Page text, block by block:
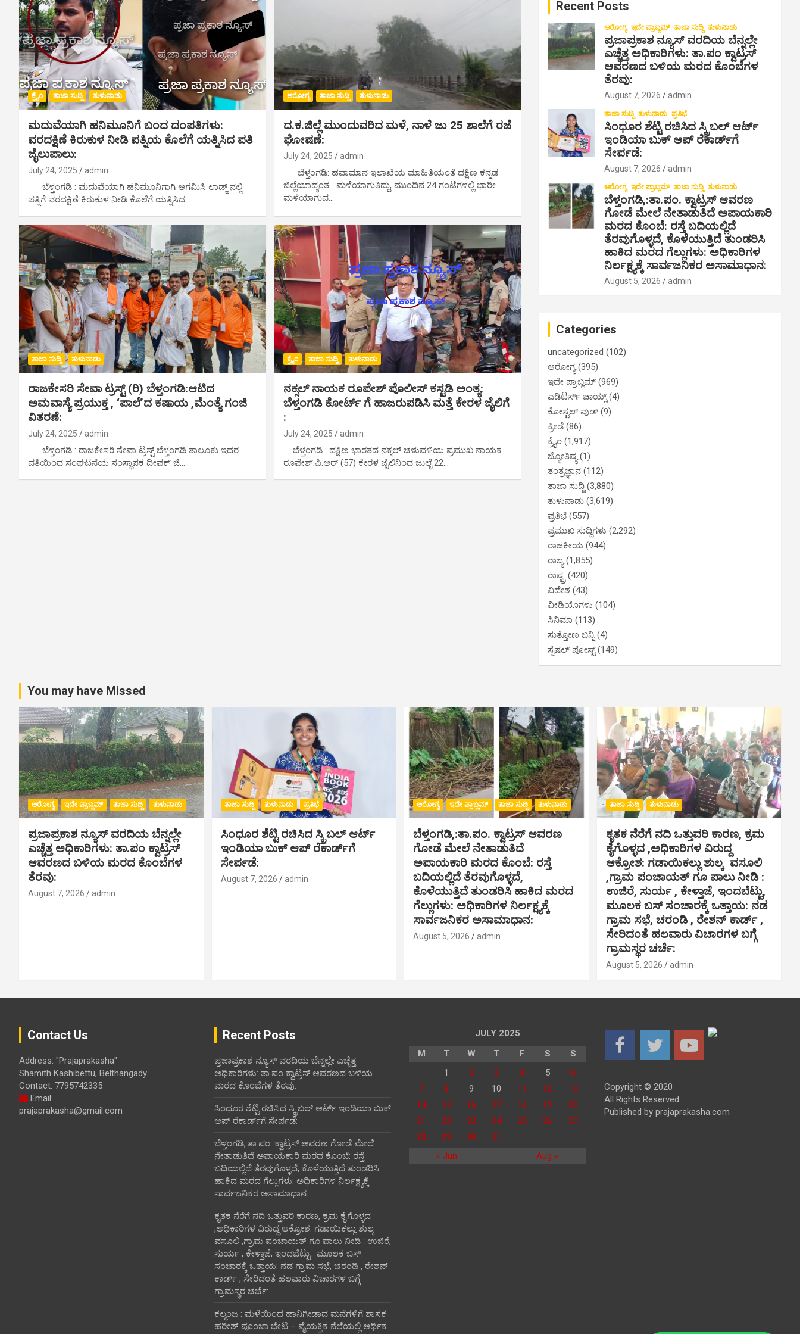
ಕ್ರೈಂ ತಾಜಾ ಸುದ್ದಿ ತುಳುನಾಡು
ಮದುವೆಯಾಗಿ ಹನಿಮೂನಿಗೆ ಬಂದ ದಂಪತಿಗಳು:
ವರದಕ್ಷಿಣೆ ಕಿರುಕುಳ ನೀಡಿ ಪತ್ನಿಯ ಕೊಲೆಗೆ ಯತ್ನಿಸಿದ ಪತಿ
ಜೈಲುಪಾಲು:
July 24, 2025 admin
ಬೆಳ್ತಂಗಡಿ : ಮದುವೆಯಾಗಿ ಹನಿಮೂನಿಗಾಗಿ ಆಗಮಿಸಿ ಲಾಡ್ಜ್ ನಲ್ಲಿ
ಪತ್ನಿಗೆ ವರದಕ್ಷಿಣೆ ಕಿರುಕುಳ ನೀಡಿ ಕೊಲೆಗೆ ಯತ್ನಿಸಿದ…
ಆರೋಗ್ಯ ತಾಜಾ ಸುದ್ದಿ ತುಳುನಾಡು
ದ.ಕ.ಜಿಲ್ಲೆ ಮುಂದುವರಿದ ಮಳೆ, ನಾಳೆ ಜು 25 ಶಾಲೆಗೆ ರಜೆ
ಘೋಷಣೆ:
July 24, 2025 admin
ಬೆಳ್ತಂಗಡಿ: ಹವಾಮಾನ ಇಲಾಖೆಯ ಮಾಹಿತಿಯಂತೆ ದಕ್ಷಿಣ ಕನ್ನಡ
ಜಿಲ್ಲೆಯಾದ್ಯಂತ ಮಳೆಯಾಗುತಿದ್ದು, ಮುಂದಿನ 24 ಗಂಟೆಗಳಲ್ಲಿ ಭಾರೀ
ಮಳೆಯಾಗುವ…
ತಾಜಾ ಸುದ್ದಿ ತುಳುನಾಡು
ರಾಜಕೇಸರಿ ಸೇವಾ ಟ್ರಸ್ಟ್ (ರಿ) ಬೆಳ್ತಂಗಡಿ:ಆಟಿದ
ಅಮವಾಸ್ಯೆ ಪ್ರಯುಕ್ತ , ‘ಪಾಲೆ’ದ ಕಷಾಯ ,ಮೆಂತ್ಯೆ ಗಂಜಿ
ವಿತರಣೆ:
July 24, 2025 admin
ಬೆಳ್ತಂಗಡಿ : ರಾಜಕೇಸರಿ ಸೇವಾ ಟ್ರಸ್ಟ್ ಬೆಳ್ತಂಗಡಿ ತಾಲೂಕು ಇದರ
ವತಿಯಿಂದ ಸಂಘಟನೆಯ ಸಂಸ್ಥಾಪಕ ದೀಪಕ್ ಜಿ…
ಕ್ರೈಂ ತಾಜಾ ಸುದ್ದಿ ತುಳುನಾಡು
ನಕ್ಸಲ್ ನಾಯಕ ರೂಪೇಶ್ ಪೊಲೀಸ್ ಕಸ್ಟಡಿ ಅಂತ್ಯ:
ಬೆಳ್ತಂಗಡಿ ಕೋರ್ಟ್ ಗೆ ಹಾಜರುಪಡಿಸಿ ಮತ್ತೆ ಕೇರಳ ಜೈಲಿಗೆ
:
July 24, 2025 admin
ಬೆಳ್ತಂಗಡಿ : ದಕ್ಷಿಣ ಭಾರತದ ನಕ್ಸಲ್ ಚಳುವಳಿಯ ಪ್ರಮುಖ ನಾಯಕ
ರೂಪೇಶ್.ಪಿ.ಆರ್ (57) ಕೇರಳ ಜೈಲಿನಿಂದ ಜುಲೈ 22…
Recent Posts
ಆರೋಗ್ಯ ಇದೇ ಪ್ರಾಬ್ಲಮ್ ತಾಜಾ ಸುದ್ದಿ ತುಳುನಾಡು
ಪ್ರಜಾಪ್ರಕಾಶ ನ್ಯೂಸ್ ವರದಿಯ ಬೆನ್ನಲ್ಲೇ
ಎಚ್ಚೆತ್ತ ಅಧಿಕಾರಿಗಳು: ತಾ.ಪಂ ಕ್ವಾಟ್ರಸ್
ಆವರಣದ ಬಳಿಯ ಮರದ ಕೊಂಬೆಗಳ
ತೆರವು:
August 7, 2026 admin
ತಾಜಾ ಸುದ್ದಿ ತುಳುನಾಡು ಪ್ರತಿಭೆ
ಸಿಂಧೂರ ಶೆಟ್ಟಿ ರಚಿಸಿದ ಸ್ಕ್ರಿಬಲ್ ಆರ್ಟ್
ಇಂಡಿಯಾ ಬುಕ್ ಆಪ್ ರೆಕಾರ್ಡ್‌ಗೆ
ಸೇರ್ಪಡೆ:
August 7, 2026 admin
ಆರೋಗ್ಯ ಇದೇ ಪ್ರಾಬ್ಲಮ್ ತಾಜಾ ಸುದ್ದಿ ತುಳುನಾಡು
ಬೆಳ್ತಂಗಡಿ,:ತಾ.ಪಂ‌. ಕ್ವಾಟ್ರಸ್ ಆವರಣ
ಗೋಡೆ ಮೇಲೆ ನೇತಾಡುತಿದೆ ಅಪಾಯಕಾರಿ
ಮರದ ಕೊಂಬೆ: ರಸ್ತೆ ಬದಿಯಲ್ಲಿದೆ
ತೆರವುಗೊಳ್ಳದೆ, ಕೊಳೆಯುತ್ತಿದೆ ತುಂಡರಿಸಿ
ಹಾಕಿದ ಮರದ ಗೆಲ್ಲುಗಳು: ಅಧಿಕಾರಿಗಳ
ನಿರ್ಲಕ್ಷ್ಯಕ್ಕೆ ಸಾರ್ವಜನಿಕರ ಅಸಾಮಾಧಾನ:
August 5, 2026 admin
Categories
uncategorized (102)
ಆರೋಗ್ಯ(395)
ಇದೇ ಪ್ರಾಬ್ಲಮ್ (969)
ಎಡಿಟರ್ಸ್ ಚಾಯ್ಸ್(4)
ಕೋಸ್ಟಲ್ ವುಡ್ (9)
ಕ್ರೀಡೆ (86)
ಕ್ರೈಂ (1,917)
ಜ್ಯೋತಿಷ್ಯ(1)
ತಂತ್ರಜ್ಞಾನ (112)
ತಾಜಾ ಸುದ್ದಿ (3,880)
ತುಳುನಾಡು (3,619)
ಪ್ರತಿಭೆ (557)
ಪ್ರಮುಖ ಸುದ್ದಿಗಳು (2,292)
ರಾಜಕೀಯ (944)
ರಾಜ್ಯ(1,855)
ರಾಷ್ಟ್ರ (420)
ವಿದೇಶ (43)
ವೀಡಿಯೊಗಳು (104)
ಸಿನಿಮಾ (113)
ಸುತ್ತೋಣ ಬನ್ನಿ(4)
ಸ್ಪೆಷಲ್ ಪೋಸ್ಟ್(149)
You may have Missed
ಆರೋಗ್ಯ ಇದೇ ಪ್ರಾಬ್ಲಮ್ ತಾಜಾ ಸುದ್ದಿ ತುಳುನಾಡು
ಪ್ರಜಾಪ್ರಕಾಶ ನ್ಯೂಸ್ ವರದಿಯ ಬೆನ್ನಲ್ಲೇ
ಎಚ್ಚೆತ್ತ ಅಧಿಕಾರಿಗಳು: ತಾ.ಪಂ ಕ್ವಾಟ್ರಸ್
ಆವರಣದ ಬಳಿಯ ಮರದ ಕೊಂಬೆಗಳ
ತೆರವು:
August 7, 2026 admin
ತಾಜಾ ಸುದ್ದಿ ತುಳುನಾಡು ಪ್ರತಿಭೆ
ಸಿಂಧೂರ ಶೆಟ್ಟಿ ರಚಿಸಿದ ಸ್ಕ್ರಿಬಲ್ ಆರ್ಟ್
ಇಂಡಿಯಾ ಬುಕ್ ಆಪ್ ರೆಕಾರ್ಡ್‌ಗೆ
ಸೇರ್ಪಡೆ:
August 7, 2026 admin
ಆರೋಗ್ಯ ಇದೇ ಪ್ರಾಬ್ಲಮ್ ತಾಜಾ ಸುದ್ದಿ ತುಳುನಾಡು
ಬೆಳ್ತಂಗಡಿ,:ತಾ.ಪಂ‌. ಕ್ವಾಟ್ರಸ್ ಆವರಣ
ಗೋಡೆ ಮೇಲೆ ನೇತಾಡುತಿದೆ
ಅಪಾಯಕಾರಿ ಮರದ ಕೊಂಬೆ: ರಸ್ತೆ
ಬದಿಯಲ್ಲಿದೆ ತೆರವುಗೊಳ್ಳದೆ,
ಕೊಳೆಯುತ್ತಿದೆ ತುಂಡರಿಸಿ ಹಾಕಿದ ಮರದ
ಗೆಲ್ಲುಗಳು: ಅಧಿಕಾರಿಗಳ ನಿರ್ಲಕ್ಷ್ಯಕ್ಕೆ
ಸಾರ್ವಜನಿಕರ ಅಸಾಮಾಧಾನ:
August 5, 2026 admin
ತಾಜಾ ಸುದ್ದಿ ತುಳುನಾಡು
ಕೃತಕ ನೆರೆಗೆ ನದಿ ಒತ್ತುವರಿ ಕಾರಣ, ಕ್ರಮ
ಕೈಗೊಳ್ಳದ ,ಅಧಿಕಾರಿಗಳ ವಿರುದ್ದ
ಆಕ್ರೋಶ: ಗಡಾಯಿಕಲ್ಲು ಶುಲ್ಕ ವಸೂಲಿ
,ಗ್ರಾಮ ಪಂಚಾಯತ್ ಗೂ ಪಾಲು ನೀಡಿ :
ಉಜಿರೆ, ಸುರ್ಯ , ಕೇಳ್ತಾಜೆ, ಇಂದಬೆಟ್ಟು,
ಮೂಲಕ ಬಸ್ ಸಂಚಾರಕ್ಕೆ ಒತ್ತಾಯ: ನಡ
ಗ್ರಾಮ ಸಭೆ, ಚರಂಡಿ , ರೇಶನ್ ಕಾರ್ಡ್ ,
ಸೇರಿದಂತೆ ಹಲವಾರು ವಿಚಾರಗಳ ಬಗ್ಗೆ
ಗ್ರಾಮಸ್ಥರ ಚರ್ಚೆ:
August 5, 2026 admin
Contact Us
Address: "Prajaprakasha"
Shamith Kashibettu, Belthangady
Contact: 7795742335
Email:
prajaprakasha@gmail.com
Recent Posts
ಪ್ರಜಾಪ್ರಕಾಶ ನ್ಯೂಸ್ ವರದಿಯ ಬೆನ್ನಲ್ಲೇ ಎಚ್ಚೆತ್ತ
ಅಧಿಕಾರಿಗಳು: ತಾ.ಪಂ ಕ್ವಾಟ್ರಸ್ ಆವರಣದ ಬಳಿಯ
ಮರದ ಕೊಂಬೆಗಳ ತೆರವು:
ಸಿಂಧೂರ ಶೆಟ್ಟಿ ರಚಿಸಿದ ಸ್ಕ್ರಿಬಲ್ ಆರ್ಟ್ ಇಂಡಿಯಾ ಬುಕ್
ಆಪ್ ರೆಕಾರ್ಡ್‌ಗೆ ಸೇರ್ಪಡೆ:
ಬೆಳ್ತಂಗಡಿ,:ತಾ.ಪಂ‌. ಕ್ವಾಟ್ರಸ್ ಆವರಣ ಗೋಡೆ ಮೇಲೆ
ನೇತಾಡುತಿದೆ ಅಪಾಯಕಾರಿ ಮರದ ಕೊಂಬೆ: ರಸ್ತೆ
ಬದಿಯಲ್ಲಿದೆ ತೆರವುಗೊಳ್ಳದೆ, ಕೊಳೆಯುತ್ತಿದೆ ತುಂಡರಿಸಿ
ಹಾಕಿದ ಮರದ ಗೆಲ್ಲುಗಳು: ಅಧಿಕಾರಿಗಳ ನಿರ್ಲಕ್ಷ್ಯಕ್ಕೆ
ಸಾರ್ವಜನಿಕರ ಅಸಾಮಾಧಾನ:
ಕೃತಕ ನೆರೆಗೆ ನದಿ ಒತ್ತುವರಿ ಕಾರಣ, ಕ್ರಮ ಕೈಗೊಳ್ಳದ
,ಅಧಿಕಾರಿಗಳ ವಿರುದ್ದ ಆಕ್ರೋಶ: ಗಡಾಯಿಕಲ್ಲು ಶುಲ್ಕ
ವಸೂಲಿ ,ಗ್ರಾಮ ಪಂಚಾಯತ್ ಗೂ ಪಾಲು ನೀಡಿ : ಉಜಿರೆ,
ಸುರ್ಯ , ಕೇಳ್ತಾಜೆ, ಇಂದಬೆಟ್ಟು, ಮೂಲಕ ಬಸ್
ಸಂಚಾರಕ್ಕೆ ಒತ್ತಾಯ: ನಡ ಗ್ರಾಮ ಸಭೆ, ಚರಂಡಿ , ರೇಶನ್
ಕಾರ್ಡ್ , ಸೇರಿದಂತೆ ಹಲವಾರು ವಿಚಾರಗಳ ಬಗ್ಗೆ
ಗ್ರಾಮಸ್ಥರ ಚರ್ಚೆ:
ಕಲ್ಮಂಜ : ಮಳೆಯಿಂದ ಹಾನಿಗೀಡಾದ ಮನೆಗಳಿಗೆ ಶಾಸಕ
ಹರೀಶ್ ಪೂಂಜಾ ಭೇಟಿ – ವೈಯಕ್ತಿಕ ನೆಲೆಯಲ್ಲಿ ಆರ್ಥಿಕ‌
JULY 2025
M
T W T F S S
« Jun Aug »
1 2 3 4 5
6
7
8 9 10 11 12
13
14
15 16 17 18 19
20
21
22 23 24 25 26
27
28
29 30 31
Copyright © 2020
All Rights Reserved.
Published by prajaprakasha.com